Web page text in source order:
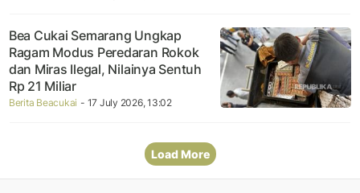
Bea Cukai Semarang Ungkap
Ragam Modus Peredaran Rokok
dan Miras Ilegal, Nilainya Sentuh
Rp 21 Miliar
Berita Beacukai - 17 July 2026, 13:02
Load More